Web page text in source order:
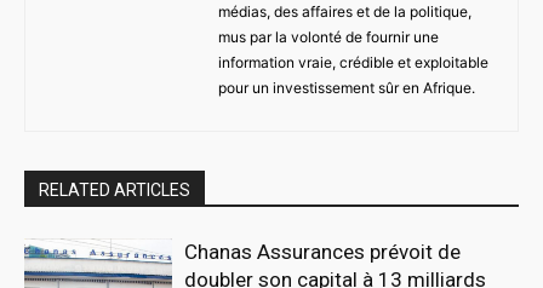
médias, des affaires et de la politique,
mus par la volonté de fournir une
information vraie, crédible et exploitable
pour un investissement sûr en Afrique.
RELATED ARTICLES
Chanas Assurances prévoit de
doubler son capital à 13 milliards